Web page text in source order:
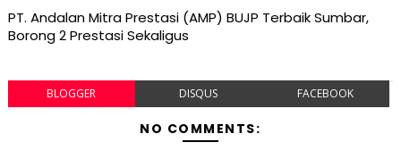
PT. Andalan Mitra Prestasi (AMP) BUJP Terbaik Sumbar,
Borong 2 Prestasi Sekaligus
BLOGGER DISQUS FACEBOOK
NO COMMENTS: